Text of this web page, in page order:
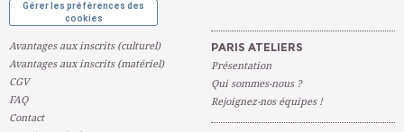
Gérer les préférences des
cookies
Avantages aux inscrits (culturel)
Avantages aux inscrits (matériel)
CGV
FAQ
Contact
PARIS ATELIERS
Présentation
Qui sommes-nous ?
Rejoignez-nos équipes !